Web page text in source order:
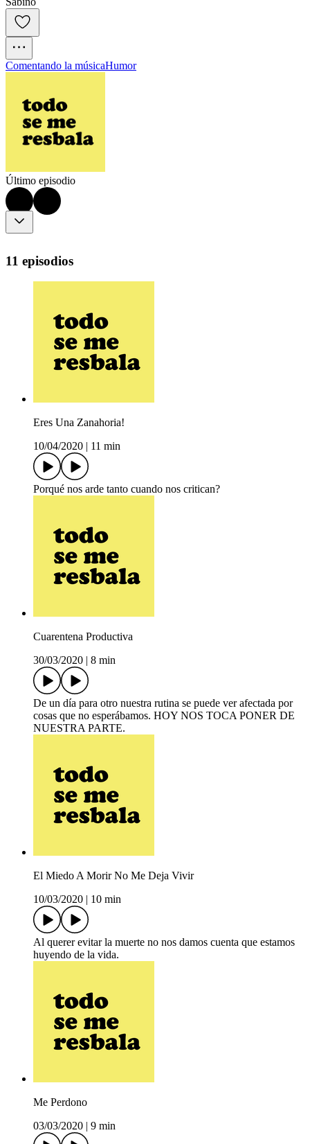
Comentando la músicaHumor
Último episodio
11 episodios
Eres Una Zanahoria!
10/04/2020
11 min
Porqué nos arde tanto cuando nos critican?
Cuarentena Productiva
30/03/2020
8 min
De un día para otro nuestra rutina se puede ver afectada por
cosas que no esperábamos. HOY NOS TOCA PONER DE
NUESTRA PARTE.
El Miedo A Morir No Me Deja Vivir
10/03/2020
10 min
Al querer evitar la muerte no nos damos cuenta que estamos
huyendo de la vida.
Me Perdono
03/03/2020
9 min